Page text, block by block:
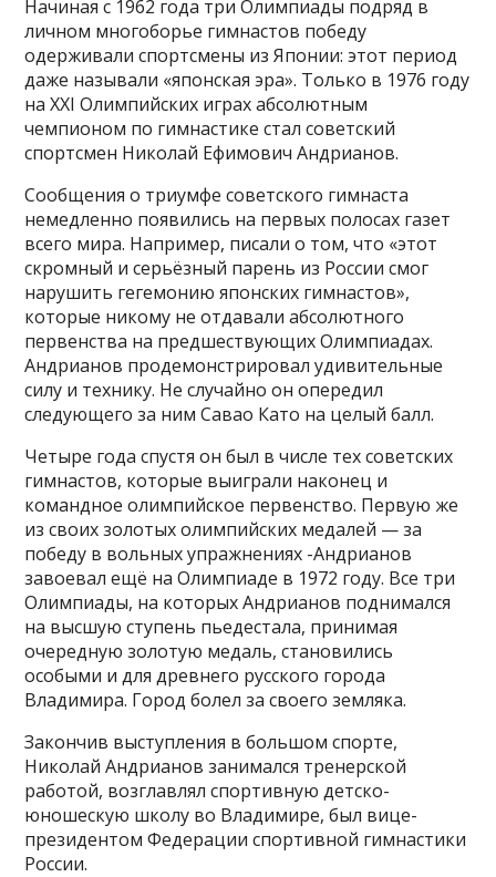
Начиная с 1962 года три Олимпиады подряд в
личном многоборье гимнастов победу
одерживали спортсмены из Японии: этот период
даже называли «японская эра». Только в 1976 году
на XXI Олимпийских играх абсолютным
чемпионом по гимнастике стал советский
спортсмен Николай Ефимович Андрианов.
Сообщения о триумфе советского гимнаста
немедленно появились на первых полосах газет
всего мира. Например, писали о том, что «этот
скромный и серьёзный парень из России смог
нарушить гегемонию японских гимнастов»,
которые никому не отдавали абсолютного
первенства на предшествующих Олимпиадах.
Андрианов продемонстрировал удивительные
силу и технику. Не случайно он опередил
следующего за ним Савао Като на целый балл.
Четыре года спустя он был в числе тех советских
гимнастов, которые выиграли наконец и
командное олимпийское первенство. Первую же
из своих золотых олимпийских медалей — за
победу в вольных упражнениях -Андрианов
завоевал ещё на Олимпиаде в 1972 году. Все три
Олимпиады, на которых Андрианов поднимался
на высшую ступень пьедестала, принимая
очередную золотую медаль, становились
особыми и для древнего русского города
Владимира. Город болел за своего земляка.
Закончив выступления в большом спорте,
Николай Андрианов занимался тренерской
работой, возглавлял спортивную детско-
юношескую школу во Владимире, был вице-
президентом Федерации спортивной гимнастики
России.